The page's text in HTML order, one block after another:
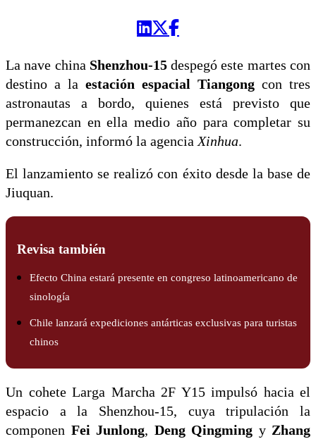
La nave china Shenzhou-15despegó este martes con
destino a la estación espacial Tiangong con tres
astronautas a bordo, quienes está previsto que
permanezcan en ella medio año para completar su
construcción, informó la agencia Xinhua.
El lanzamiento se realizó con éxito desde la base de
Jiuquan.
Revisa también
Efecto China estará presente en congreso latinoamericano de
sinología
Chile lanzará expediciones antárticas exclusivas para turistas
chinos
Un cohete Larga Marcha 2F Y15 impulsó hacia el
espacio a la Shenzhou-15, cuya tripulación la
componen Fei Junlong, Deng Qingming y Zhang